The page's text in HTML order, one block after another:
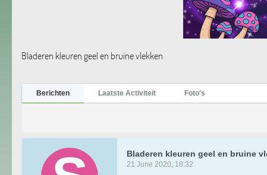
Bladeren kleuren geel en bruine vlekken
Berichten Laatste Activiteit Foto's
Bladeren kleuren geel en bruine
21 June 2020, 18:32